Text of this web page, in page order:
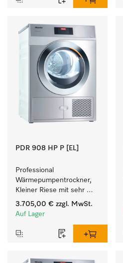
PDR 908 HP P [EL]
Professional
Wärmepumpentrockner,
Kleiner Riese mit sehr
geringem
Energieverbrauch und
Füllgewicht 8 kg.
3.705,00 € zzgl. MwSt.
Auf Lager